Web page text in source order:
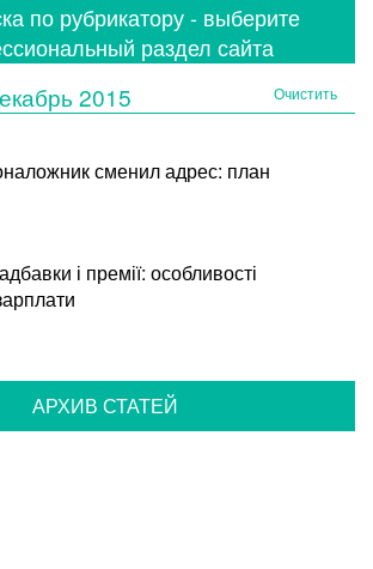
по рубрикатору - выберите
раздел сайта
2015 Очистить
сменил адрес: план
і премії: особливості
АРХИВ СТАТЕЙ